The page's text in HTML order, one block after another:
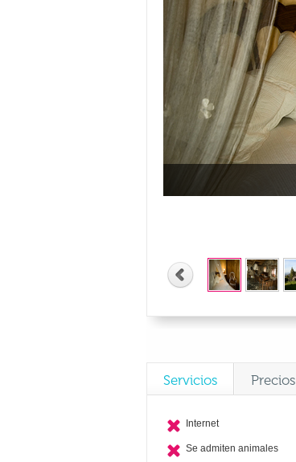
Servicios Precios
Internet
Se admiten animales